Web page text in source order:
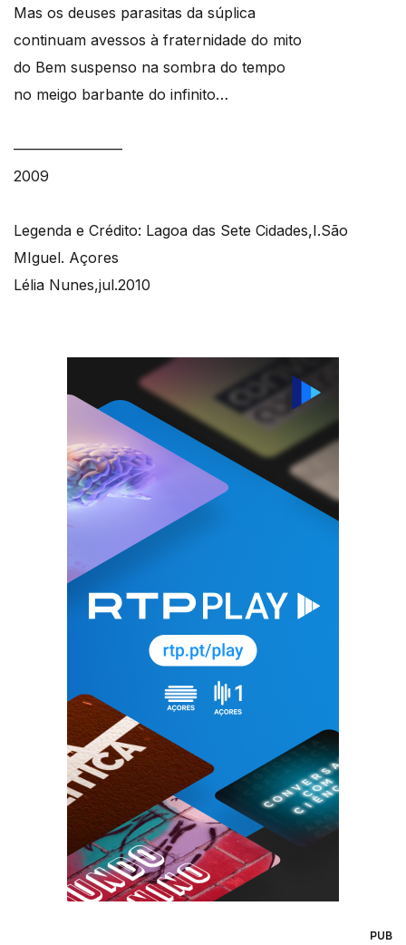
Mas os deuses parasitas da súplica
continuam avessos à fraternidade do mito
do Bem suspenso na sombra do tempo
no meigo barbante do infinito…
———————–
2009
Legenda e Crédito: Lagoa das Sete Cidades,I.São
MIguel. Açores
Lélia Nunes,jul.2010
PUB